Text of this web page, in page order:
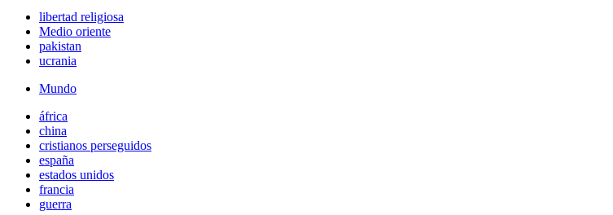
libertad religiosa
Medio oriente
pakistan
ucrania
Mundo
áfrica
china
cristianos perseguidos
españa
estados unidos
francia
guerra